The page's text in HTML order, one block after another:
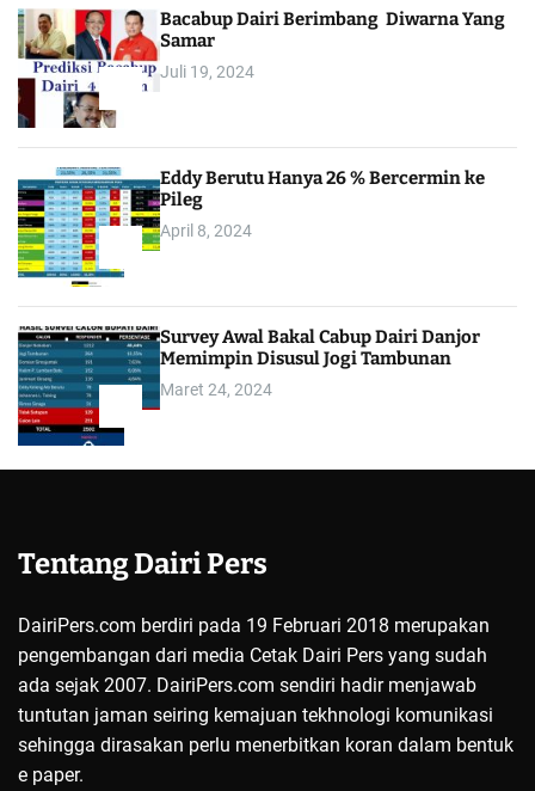
Bacabup Dairi Berimbang Diwarna Yang
Samar
Juli 19, 2024
Eddy Berutu Hanya 26 % Bercermin ke
Pileg
April 8, 2024
Survey Awal Bakal Cabup Dairi Danjor
Memimpin Disusul Jogi Tambunan
Maret 24, 2024
Tentang Dairi Pers
DairiPers.com berdiri pada 19 Februari 2018 merupakan
pengembangan dari media Cetak Dairi Pers yang sudah
ada sejak 2007. DairiPers.com sendiri hadir menjawab
tuntutan jaman seiring kemajuan tekhnologi komunikasi
sehingga dirasakan perlu menerbitkan koran dalam bentuk
e paper.